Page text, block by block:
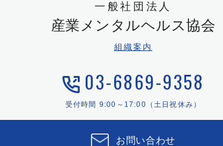
一般社団法人
産業メンタルヘルス協会
組織案内
03-6869-9358
受付時間 9:00～17:00（土日祝休み）
お問い合わせ